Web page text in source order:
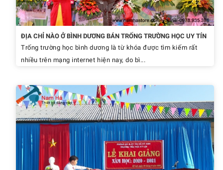
ĐỊA CHỈ NÀO Ở BÌNH DƯƠNG BÁN TRỐNG TRƯỜNG HỌC UY TÍN
Trống trường học bình dương là từ khóa được tìm kiếm rất
nhiều trên mạng internet hiện nay, do bì...